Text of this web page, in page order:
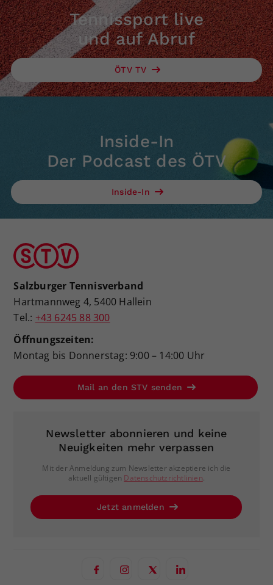
Tennissport live
und auf Abruf
ÖTV TV
Inside-In
Der Podcast des ÖTV
Inside-In
Salzburger Tennisverband
Hartmannweg 4, 5400 Hallein
Tel.: +43 6245 88 300
Öffnungszeiten:
Montag bis Donnerstag: 9:00 – 14:00 Uhr
Mail an den STV senden
Newsletter abonnieren und keine
Neuigkeiten mehr verpassen
Mit der Anmeldung zum Newsletter akzeptiere ich die
aktuell gültigen Datenschutzrichtlinien.
Jetzt anmelden